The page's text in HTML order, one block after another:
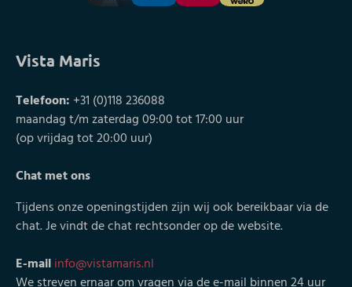
Vista Maris
Telefoon: +31 (0)118 236088
maandag t/m zaterdag 09:00 tot 17:00 uur
(op vrijdag tot 20:00 uur)
Chat met ons
Tijdens onze openingstijden zijn wij ook bereikbaar via de
chat. Je vindt de chat rechtsonder op de website.
E-mailinfo@vistamaris.nl